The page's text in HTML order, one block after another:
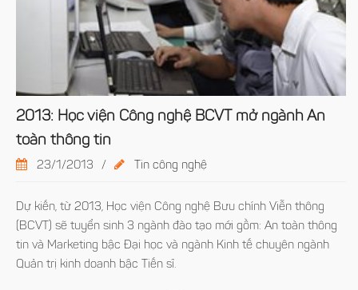
2013: Học viện Công nghệ BCVT mở ngành An
toàn thông tin
23/1/2013 / Tin công nghệ
Dự kiến, từ 2013, Học viện Công nghệ Bưu chính Viễn thông
(BCVT) sẽ tuyển sinh 3 ngành đào tạo mới gồm: An toàn thông
tin và Marketing bậc Đại học và ngành Kinh tế chuyên ngành
Quản trị kinh doanh bậc Tiến sĩ.